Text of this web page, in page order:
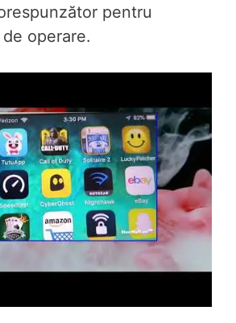
pentru
operare.